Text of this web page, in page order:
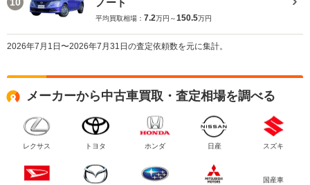
10
平均買取相場： 7.2万円～150.5万円
2026年7月1日〜2026年7月31日の査定依頼数を元に集計。
メーカーから中古車買取・査定相場を調べる
レクサス トヨタ ホンダ 日産 スズキ
国産車